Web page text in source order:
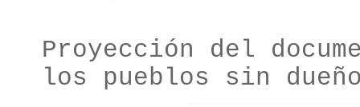
Proyección del
los pueblos sin